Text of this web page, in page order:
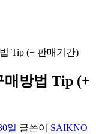
Tip (+ 판매기간)
매방법 Tip (+
일 글쓴이 SAIKNO